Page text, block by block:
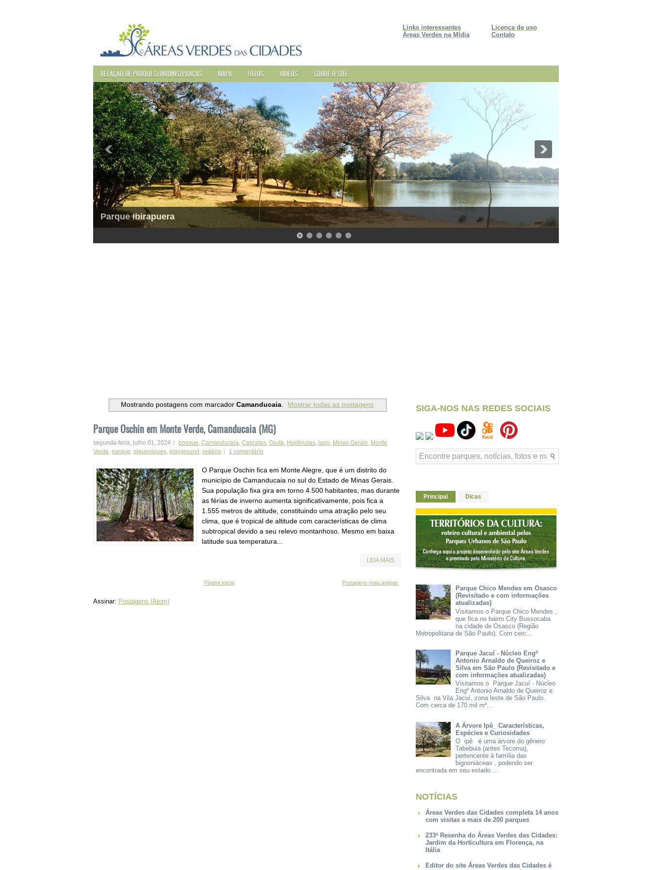
Licença de uso
Contato
Links interessantes
Áreas Verdes na Mídia
RELAÇÃO DE PARQUES/JARDINS/PRAÇAS MAPA FOTOS VÍDEOS SOBRE O SITE
Parque Ibirapuera
Mostrando postagens com marcador Camanducaia. Mostrar todas as postagens
Parque Oschin em Monte Verde, Camanducaia (MG)
segunda-feira, julho 01, 2024 bosque Camanducaia Cascatas Gruta Hortênsias lago Minas Gerais Monte
Verde parque piqueniques playground redário 1 comentário
O Parque Oschin fica em Monte Alegre, que é um distrito do
município de Camanducaia no sul do Estado de Minas Gerais.
Sua população fixa gira em torno 4.500 habitantes, mas durante
as férias de inverno aumenta significativamente, pois fica a
1.555 metros de altitude, constituindo uma atração pelo seu
clima, que é tropical de altitude com características de clima
subtropical devido a seu relevo montanhoso. Mesmo em baixa
latitude sua temperatura...
LEIA MAIS
Postagens mais antigas
Página inicial
Assinar: Postagens (Atom)
SIGA-NOS NAS REDES SOCIAIS
Principal Dicas
Parque Chico Mendes em Osasco
(Revisitado e com informações
atualizadas)
Visitamos o Parque Chico Mendes ,
que fica no bairro City Bussocaba
na cidade de Osasco (Região
Metropolitana de São Paulo). Com cerc...
Parque Jacuí - Núcleo Engº
Antonio Arnaldo de Queiroz e
Silva em São Paulo (Revisitado e
com informações atualizadas)
Visitamos o Parque Jacuí - Núcleo
Engº Antonio Arnaldo de Queiroz e
Silva na Vila Jacuí, zona leste de São Paulo.
Com cerca de 170 mil m²...
A Árvore Ipê_ Características,
Espécies e Curiosidades
O ipê é uma árvore do gênero
Tabebuia (antes Tecoma),
pertencente à família das
bignoniáceas , podendo ser
encontrada em seu estado ...
NOTÍCIAS
Áreas Verdes das Cidades completa 14 anos
com visitas a mais de 200 parques
233ª Resenha do Áreas Verdes das Cidades:
Jardim da Horticultura em Florença, na
Itália
Editor do site Áreas Verdes das Cidades é